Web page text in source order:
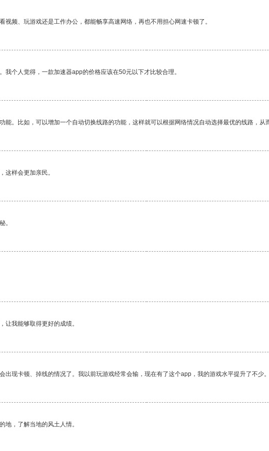
频、玩游戏还是工作办公，都能畅享高速网络，再也不用担心网速卡顿了。
个人觉得，一款加速器app的价格应该在50元以下才比较合理。
。比如，可以增加一个自动切换线路的功能，这样就可以根据网络情况自动选择最优的线路，从
这样会更加亲民。
。
让我能够取得更好的成绩。
现卡顿、掉线的情况了。我以前玩游戏经常会输，现在有了这个app，我的游戏水平提升了不少。
地，了解当地的风土人情。